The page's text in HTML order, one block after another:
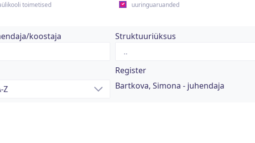
toimetised uuringuaruanded
koostaja Struktuuriüksus
Register
Bartkova, Simona - juhendaja